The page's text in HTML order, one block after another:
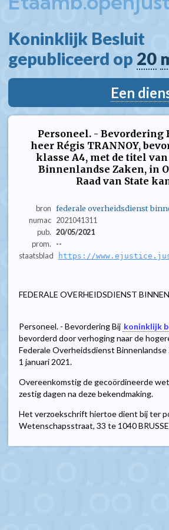
Koninklijk Besluit
gepubliceerd op 20
Een
Personeel. -
heer Régis TRANNOY,
klasse A4, met de titel
Binnenlandse Zaken, in
Raad van State
bron federale overheidsdienst
numac 2021041311
pub. 20/05/2021
prom.
--
staatsblad
https://
FEDERALE OVERHEIDSDIENST
Personeel. - Bevordering Bij koninklijk
bevorderd door verhoging naar de
Federale Overheidsdienst
1 januari 2021.
Overeenkomstig de gecoördineerde
zestig dagen na deze bekendmaking.
Het verzoekschrift hiertoe dient bij ter
Wetenschapsstraat, 33 te 1040